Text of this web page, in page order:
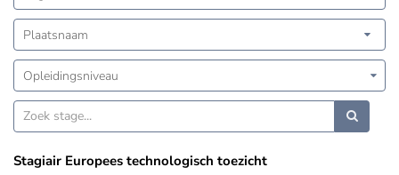
Plaatsnaam
Opleidingsniveau
Stagiair Europees technologisch toezicht